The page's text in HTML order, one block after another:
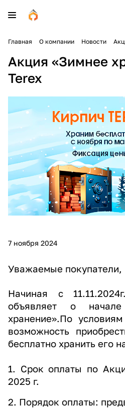
Главная О компании Новости
Акция «Зимнее
Terex
7 ноября 2024
Уважаемые покупатели,
Начиная с
объявляет о
хранение».По
возможность
бесплатно хранить его
1. Срок оплаты по
2025 г.
2. Порядок оплаты: